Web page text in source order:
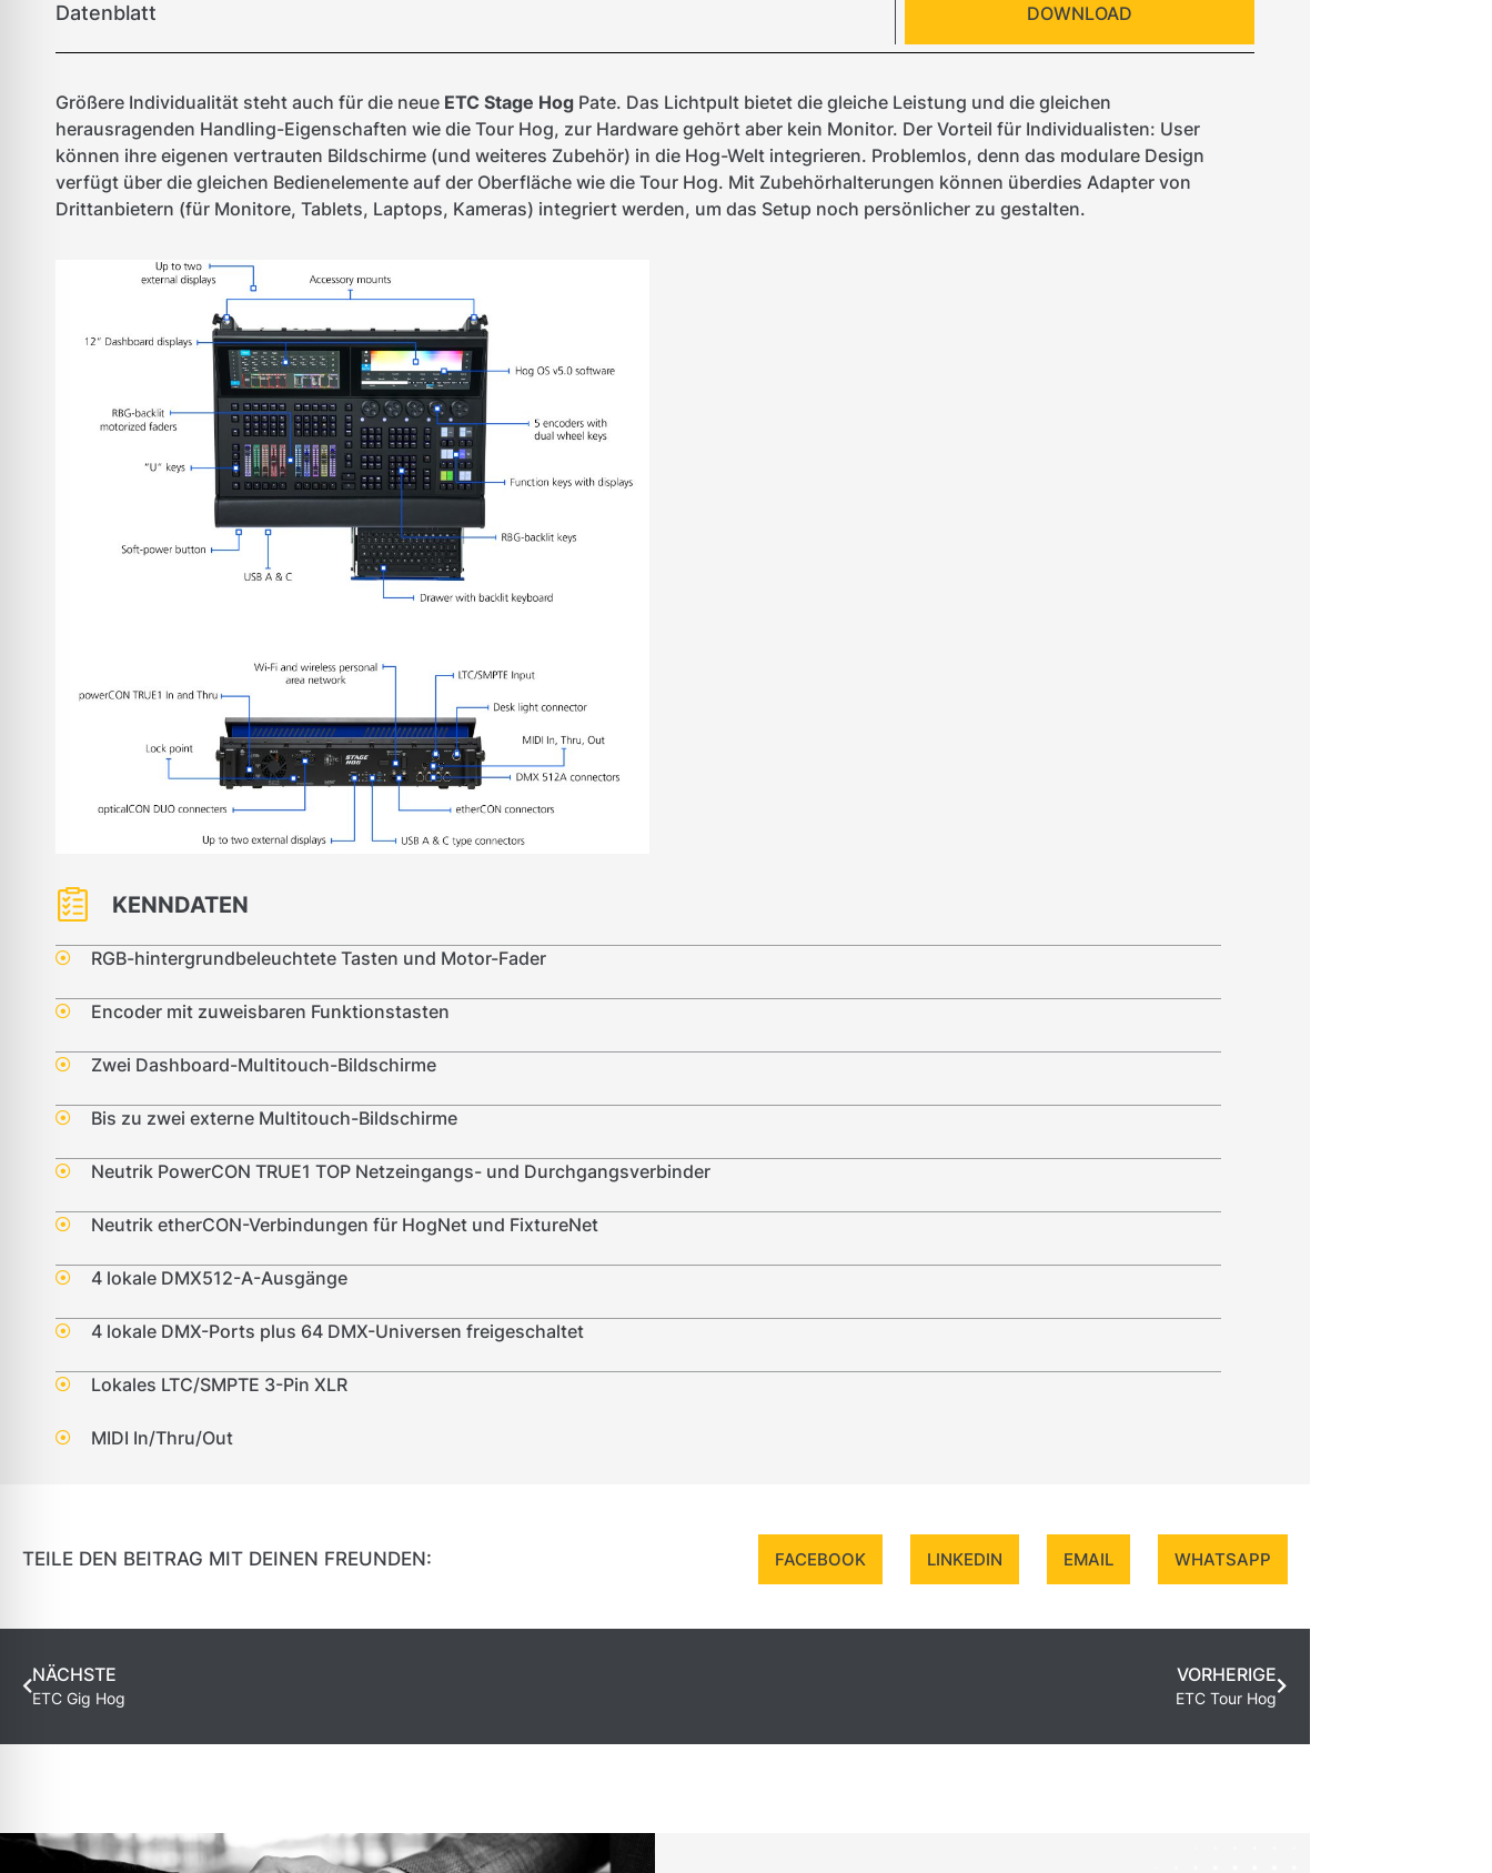
Datenblatt DOWNLOAD
Größere Individualität steht auch für die neue ETC Stage Hog Pate. Das Lichtpult bietet die gleiche Leistung und die gleichen
herausragenden Handling-Eigenschaften wie die Tour Hog, zur Hardware gehört aber kein Monitor. Der Vorteil für Individualisten: User
können ihre eigenen vertrauten Bildschirme (und weiteres Zubehör) in die Hog-Welt integrieren. Problemlos, denn das modulare Design
verfügt über die gleichen Bedienelemente auf der Oberfläche wie die Tour Hog. Mit Zubehörhalterungen können überdies Adapter von
Drittanbietern (für Monitore, Tablets, Laptops, Kameras) integriert werden, um das Setup noch persönlicher zu gestalten.
KENNDATEN
RGB-hintergrundbeleuchtete Tasten und Motor-Fader
Encoder mit zuweisbaren Funktionstasten
Zwei Dashboard-Multitouch-Bildschirme
Bis zu zwei externe Multitouch-Bildschirme
Neutrik PowerCON TRUE1 TOP Netzeingangs- und Durchgangsverbinder
Neutrik etherCON-Verbindungen für HogNet und FixtureNet
4 lokale DMX512-A-Ausgänge
4 lokale DMX-Ports plus 64 DMX-Universen freigeschaltet
Lokales LTC/SMPTE 3-Pin XLR
MIDI In/Thru/Out
TEILE DEN BEITRAG MIT DEINEN FREUNDEN: FACEBOOK LINKEDIN EMAIL WHATSAPP
NÄCHSTE
ETC Gig Hog
VORHERIGE
ETC Tour Hog